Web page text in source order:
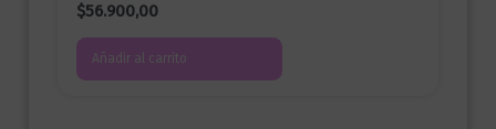
$56.900,00
Añadir al carrito